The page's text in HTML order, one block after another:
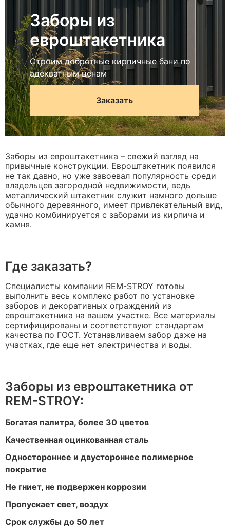
Заборы из
евроштакетника
Строим добротные кирпичные бани по
адекватным ценам
Заказать
Заборы из евроштакетника – свежий взгляд на
привычные конструкции. Евроштакетник появился
не так давно, но уже завоевал популярность среди
владельцев загородной недвижимости, ведь
металлический штакетник служит намного дольше
обычного деревянного, имеет привлекательный вид,
удачно комбинируется с заборами из кирпича и
камня.
Где заказать?
Специалисты компании REM-STROY готовы
выполнить весь комплекс работ по установке
заборов и декоративных ограждений из
евроштакетника на вашем участке. Все материалы
сертифицированы и соответствуют стандартам
качества по ГОСТ. Устанавливаем забор даже на
участках, где еще нет электричества и воды.
Заборы из евроштакетника от
REM-STROY:
Богатая палитра, более 30 цветов
Качественная оцинкованная сталь
Одностороннее и двустороннее полимерное
покрытие
Не гниет, не подвержен коррозии
Пропускает свет, воздух
Срок службы до 50 лет